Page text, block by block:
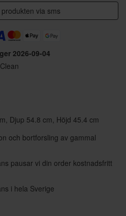
via sms
2026-09-04
Djup 54.8 cm, Höjd 45.4 cm
och bortforsling av gammal
pausar vi din order kostnadsfritt
i hela Sverige